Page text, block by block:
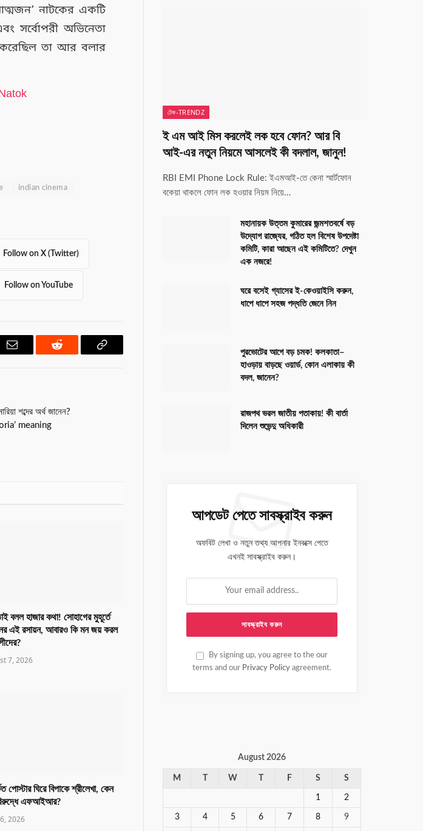
নাটকের একটি
সর্বোপরী অভিনেতা
তা আর বলার
indian cinema
Follow on X (Twitter)
Follow on YouTube
Email Reddit
Copy
শব্দের অর্থ জানেন?
meaning
বলল হাজার কথা! সোহাগের মুহূর্তে
এই রসায়ন, আবারও কি মন জয় করল
7, 2026
পোস্টার ঘিরে বিপাকে শ্রীলেখা, কেন
এফআইআর?
2026
টেক-TRENDZ
ই এম আই মিস করলেই লক হবে ফোন? আর বি
আই-এর নতুন নিয়মে আসলেই কী বদলাল, জানুন!
RBI EMI Phone Lock Rule: ইএমআই-তে কেনা স্মার্টফোন
বকেয়া থাকলে ফোন লক হওয়ার নিয়ম নিয়ে…
মহানায়ক উত্তম কুমারের জন্মশতবর্ষে বড়
উদ্যোগ রাজ্যের, গঠিত হল বিশেষ উপদেষ্টা
কমিটি, কারা আছেন এই কমিটিতে? দেখুন
এক নজরে!
ঘরে বসেই গ্যাসের ই-কেওয়াইসি করুন,
ধাপে ধাপে সহজ পদ্ধতি জেনে নিন
পুরভোটের আগে বড় চমক! কলকাতা–
হাওড়ায় বাড়ছে ওয়ার্ড, কোন এলাকায় কী
বদল, জানেন?
রাজপথ ভরল জাতীয় পতাকায়! কী বার্তা
দিলেন শুভেন্দু অধিকারী
আপডেট পেতে সাবস্ক্রাইব করুন
অফবিট লেখা ও নতুন তথ্য আপনার ইনবক্সে পেতে
এখনই সাবস্ক্রাইব করুন।
By signing up, you agree to the our
terms and our Privacy Policy agreement.
August 2026
M W F S S
1 2
3 4 5 6 7 8 9